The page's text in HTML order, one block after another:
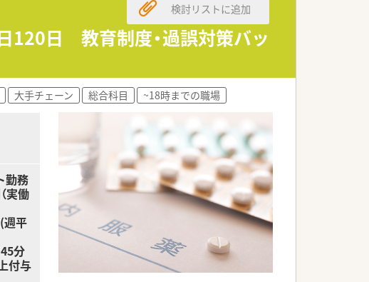
☆
ができます♪
ています。
ます。
ができます。
ます。
ます。
お願いします。
120日 教育制度・過誤対策バッ
検討リストに追加
大手チェーン 総合科目 ~18時までの職場
勤務
実働
週平
分
付与